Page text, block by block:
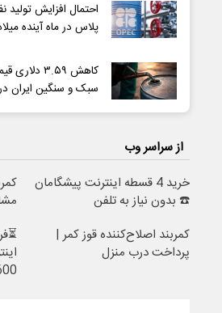
احتمال افزایش تولید
پلاس در ماه آینده
کاهش ۳.۵۹
سبک و سنگین ایران در
از سراسر وب
خرید 4 قسطه اینترنت پیشگامان
☎️ بدون نیاز به تلفن
کمربند اصلاح‌کننده قوز کمر |
پرداخت درب منزل
600